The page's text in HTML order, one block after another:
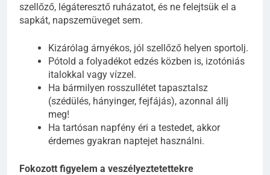
szellőző, légáteresztő ruházatot, és ne felejtsük el a
sapkát, napszemüveget sem.
Kizárólag árnyékos, jól szellőző helyen sportolj.
Pótold a folyadékot edzés közben is, izotóniás
italokkal vagy vízzel.
Ha bármilyen rosszullétet tapasztalsz
(szédülés, hányinger, fejfájás), azonnal állj
meg!
Ha tartósan napfény éri a testedet, akkor
érdemes gyakran naptejet használni.
Fokozott figyelem a veszélyeztetettekre